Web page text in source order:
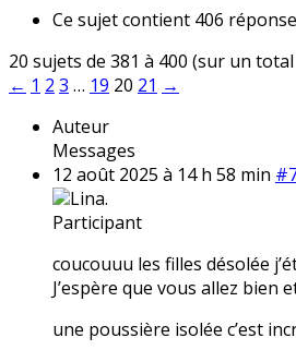
Ce sujet contient 406
20 sujets de 381 à 400 (sur un total
← 1 2 3 … 19 20 21 →
Auteur
Messages
12 août 2025 à 14 h 58 min
Lina.
Participant
coucouuu les filles désolée
J’espère que vous allez bien
une poussière isolée c’est